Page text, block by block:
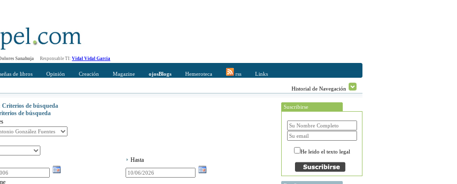
Sanahuja Responsable TI: Vidal Vidal Garcia
de libros Opinión Creación Magazine ojosBlogs Hemeroteca rss Links
Historial de Navegación
Criterios de búsqueda
de búsqueda
Hasta
Suscribirse
He leido el texto legal